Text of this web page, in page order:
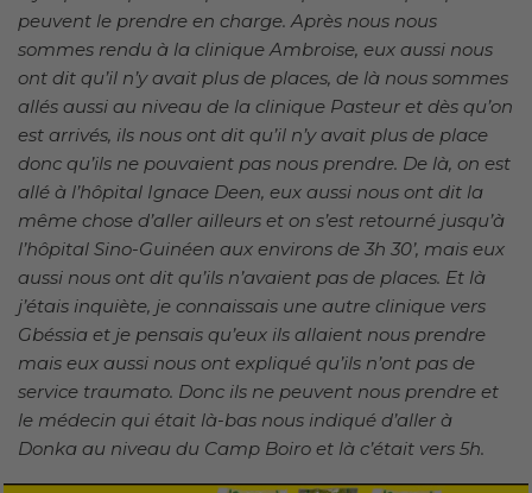
peuvent le prendre en charge. Après nous nous
sommes rendu à la clinique Ambroise, eux aussi nous
ont dit qu’il n’y avait plus de places, de là nous sommes
allés aussi au niveau de la clinique Pasteur et dès qu’on
est arrivés, ils nous ont dit qu’il n’y avait plus de place
donc qu’ils ne pouvaient pas nous prendre. De là, on est
allé à l’hôpital Ignace Deen, eux aussi nous ont dit la
même chose d’aller ailleurs et on s’est retourné jusqu’à
l’hôpital Sino-Guinéen aux environs de 3h 30’, mais eux
aussi nous ont dit qu’ils n’avaient pas de places. Et là
j’étais inquiète, je connaissais une autre clinique vers
Gbéssia et je pensais qu’eux ils allaient nous prendre
mais eux aussi nous ont expliqué qu’ils n’ont pas de
service traumato. Donc ils ne peuvent nous prendre et
le médecin qui était là-bas nous indiqué d’aller à
Donka au niveau du Camp Boiro et là c’était vers 5h.